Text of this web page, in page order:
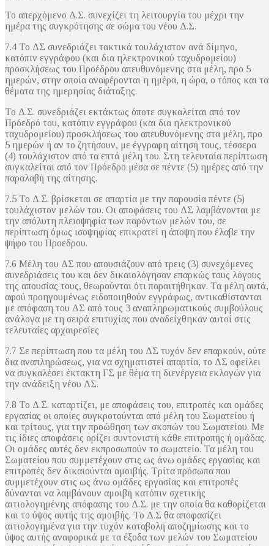
Το απερχόμενο Δ.Σ. συνεχίζει τη λειτουργία του μέχρι την
ημέρα της συγκρότησης σε σώμα του νέου Δ.Σ.
7.4 Το ΔΣ συνεδριάζει τακτικά τουλάχιστον ανά δίμηνο,
κατόπιν εγγράφου (και δια ηλεκτρονικού ταχυδρομείου)
προσκλήσεως του Προέδρου απευθυνόμενης στα μέλη, προ 5
ημερών, στην οποία αναφέρονται η ημέρα, η ώρα, ο τόπος και τα
θέματα της ημερησίας διάταξης.
Το Δ.Σ. συνεδριάζει εκτάκτως όποτε συγκαλείται από τον
Πρόεδρό του, κατόπιν εγγράφου (και δια ηλεκτρονικού
ταχυδρομείου) προσκλήσεως του απευθυνόμενης στα μέλη, προ
5 ημερών ή αν το ζητήσουν, με έγγραφη αίτησή τους, τέσσερα
(4) τουλάχιστον από τα επτά μέλη του. Στη τελευταία περίπτωση
συγκαλείται από τον Πρόεδρο μέσα σε πέντε (5) ημέρες από την
παραλαβή της αίτησης.
7.5 Το Δ.Σ. βρίσκεται σε απαρτία με την παρουσία πέντε (5)
τουλάχιστον μελών του. Οι αποφάσεις του ΔΣ λαμβάνονται με
την απόλυτη πλειοψηφία των παρόντων μελών του, σε
περίπτωση όμως ισοψηφίας επικρατεί η άποψη που έλαβε την
ψήφο του Προεδρου.
7.6 Μέλη του ΔΣ που απουσιάζουν από τρεις (3) συνεχόμενες
συνεδριάσεις του και δεν δικαιολόγησαν επαρκώς τους λόγους
της απουσίας τους, θεωρούνται ότι παραιτήθηκαν. Τα μέλη αυτά,
αφού προηγουμένως ειδοποιηθούν εγγράφως, αντικαθίστανται
με απόφαση του ΔΣ από τους 3 αναπληρωματικούς συμβούλους
ανάλογα με τη σειρά επιτυχίας που αναδείχθηκαν αυτοί στις
τελευταίες αρχαιρεσίες
7.7 Σε περίπτωση που τα μέλη του ΔΣ τυχόν δεν επαρκούν, ούτε
δια αναπληρώσεως, για να σχηματιστεί απαρτία, το ΔΣ οφείλει
να συγκαλέσει έκτακτη ΓΣ με θέμα τη διενέργεια εκλογών για
την ανάδειξη νέου ΔΣ.
7.8 Το Δ.Σ. καταρτίζει, με αποφάσεις του, επιτροπές και ομάδες
εργασίας οι οποίες συγκροτούνται από μέλη του Σωματείου ή
και τρίτους, για την προώθηση των σκοπών του Σωματείου. Με
τις ίδιες αποφάσεις ορίζει συντονιστή κάθε επιτροπής ή ομάδας.
Οι ομάδες αυτές δεν εκπροσωπούν το σωματείο. Τα μέλη του
Σωματείου που συμμετέχουν στις ως άνω ομάδες εργασίας και
επιτροπές δεν δικαιούνται αμοιβής. Τρίτα πρόσωπα που
συμμετέχουν στις ως άνω ομάδες εργασίας και επιτροπές
δύνανται να λαμβάνουν αμοιβή κατόπιν σχετικής
αιτιολογημένης απόφασης του Δ.Σ. με την οποία θα καθορίζεται
και το ύψος αυτής της αμοιβής. Το Δ.Σ θα αποφασίζει
αιτιολογημένα για την τυχόν καταβολή αποζημίωσης και το
ύψος αυτής αναφορικά με τα έξοδα των μελών του Σωματείου